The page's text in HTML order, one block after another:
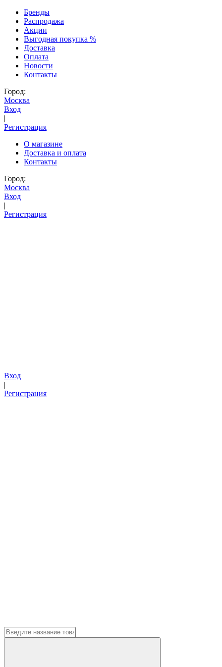
Бренды
Распродажа
Акции
Выгодная покупка %
Доставка
Оплата
Новости
Контакты
Город:
Москва
Вход
|
Регистрация
О магазине
Доставка и оплата
Контакты
Город:
Москва
Вход
|
Регистрация
Вход
|
Регистрация